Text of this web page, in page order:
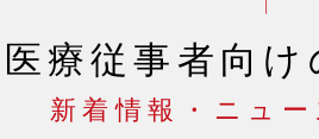
医療従事者向
新着情報・ニュ